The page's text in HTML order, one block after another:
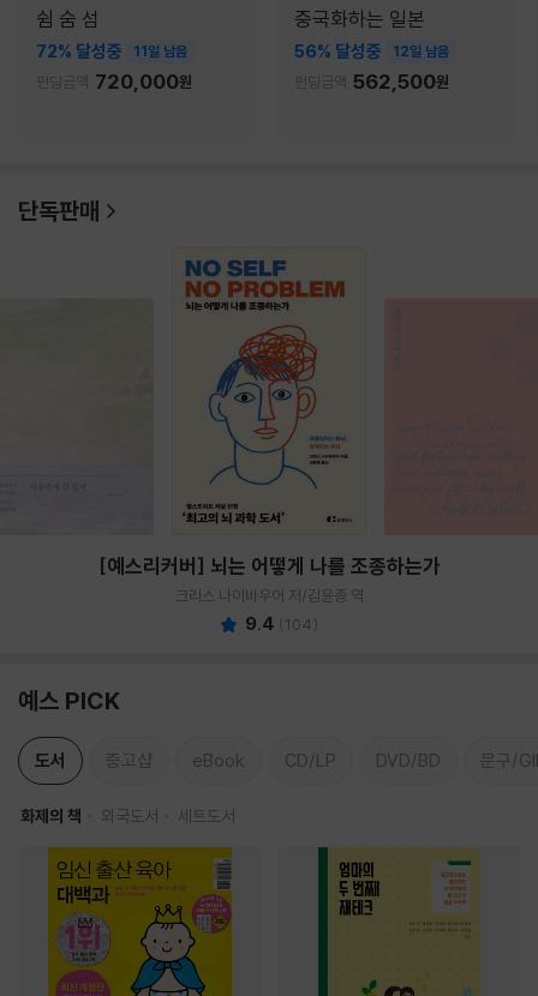
쉼 숨 섬
72% 달성중 11일 남음
펀딩금액 720,000원
중국화하는 일본
56% 달성중 12일 남음
펀딩금액 562,500원
단독판매
[예스리커버] 뇌는 어떻게 나를 조종하는가
크리스 나이바우어 저/김윤종 역
9.4 (104)
예스 PICK
도서 중고샵 eBook CD/LP DVD/BD 문구/
화제의 책 외국도서 세트도서